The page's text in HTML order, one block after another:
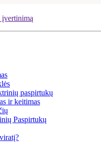
įvertinimą
paspirtukų
ir keitimas
Paspirtukų